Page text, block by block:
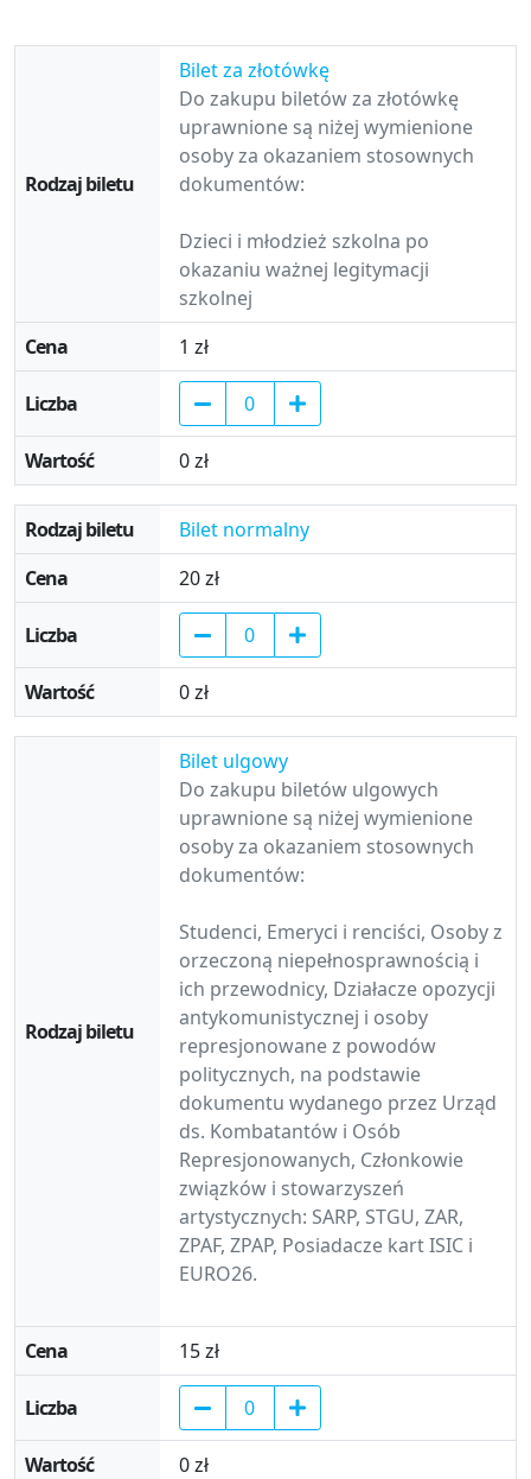
Bilet za złotówkę
Do zakupu biletów za złotówkę
uprawnione są niżej wymienione
osoby za okazaniem stosownych
dokumentów:
Dzieci i młodzież szkolna po
okazaniu ważnej legitymacji
szkolnej
1 zł
0 zł
Bilet normalny
20 zł
0 zł
Bilet ulgowy
Do zakupu biletów ulgowych
uprawnione są niżej wymienione
osoby za okazaniem stosownych
dokumentów:
Studenci, Emeryci i renciści, Osoby z
orzeczoną niepełnosprawnością i
ich przewodnicy, Działacze opozycji
antykomunistycznej i osoby
represjonowane z powodów
politycznych, na podstawie
dokumentu wydanego przez Urząd
ds. Kombatantów i Osób
Represjonowanych, Członkowie
związków i stowarzyszeń
artystycznych: SARP, STGU, ZAR,
ZPAF, ZPAP, Posiadacze kart ISIC i
EURO26.
15 zł
0 zł